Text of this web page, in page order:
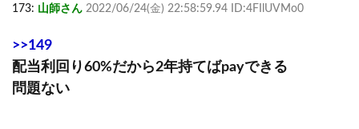
173: 山師さん 2022/06/24(金) 22:58:59.94 ID:4FIlUVMo0
>>149
配当利回り60%だから2年持てばpayできる
問題ない